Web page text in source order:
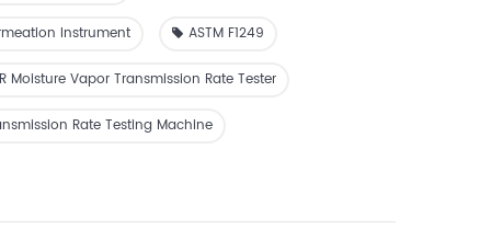
de dispositivos médicos, química de uso diario y
es un instrumento esencial, tanto en línea como fuera
Instrument ASTM F1249
Moisture Vapor Transmission Rate Tester
Rate Testing Machine